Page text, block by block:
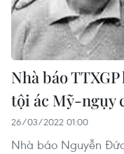
Nhà báo
tội ác Mỹ-ngụy
26/03/2022 01:00
Nhà báo Nguyễn